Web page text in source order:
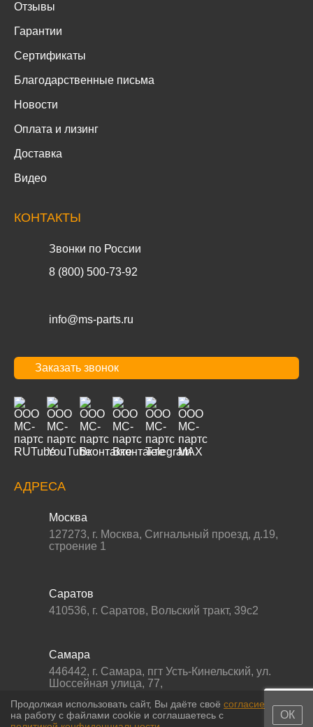
Отзывы
Гарантии
Сертификаты
Благодарственные письма
Новости
Оплата и лизинг
Доставка
Видео
КОНТАКТЫ
Звонки по России
8 (800) 500-73-92
info@ms-parts.ru
Заказать звонок
АДРЕСА
Москва
127273, г. Москва, Сигнальный проезд, д.19,
строение 1
Саратов
410536, г. Саратов, Вольский тракт, 39с2
Самара
446442, г. Самара, пгт Усть-Кинельский, ул.
Шоссейная улица, 77,
Продолжая использовать сайт, Вы даёте своё согласие
на работу с файлами cookie и соглашаетесь с
ОК